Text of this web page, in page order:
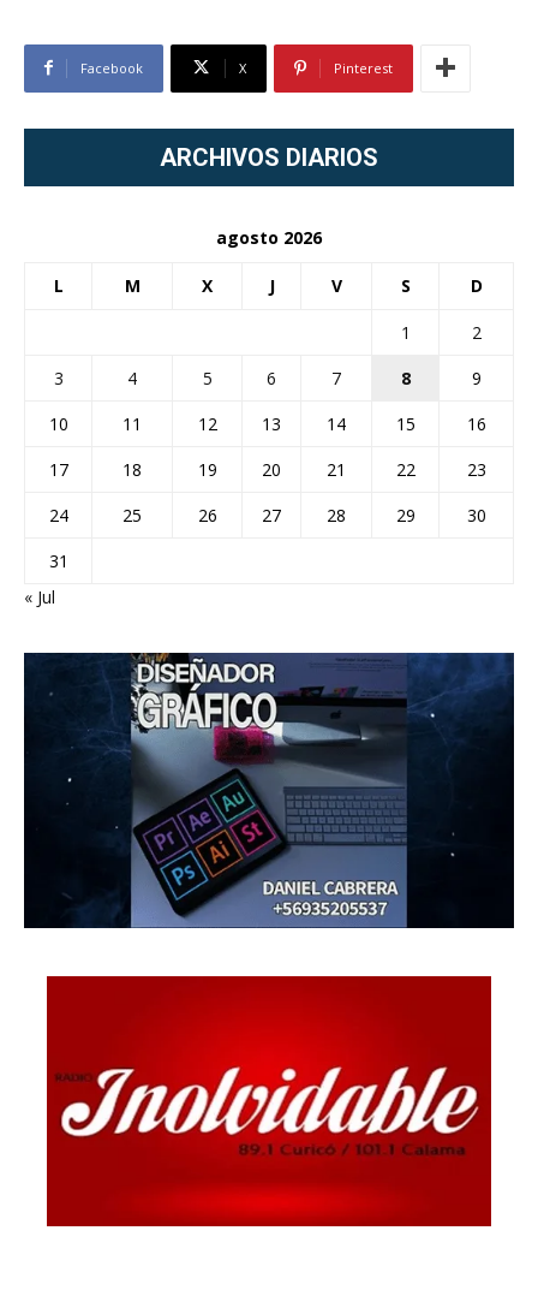
Facebook X Pinterest
ARCHIVOS DIARIOS
agosto 2026
L M X J V S D
1
2
3
4 5 6 7 8
9
10
11 12 13 14 15
16
17
18 19 20 21 22
23
24
25 26 27 28 29
30
31
« Jul